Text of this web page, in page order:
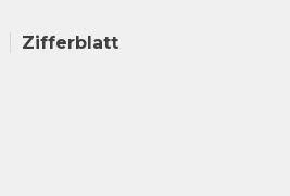
Zifferblatt